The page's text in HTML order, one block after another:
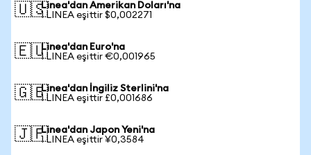
🇺🇸Linea'dan Amerikan Doları'na
1 LINEA eşittir $0,002271
🇪🇺Linea'dan Euro'na
1 LINEA eşittir €0,001965
🇬🇧Linea'dan İngiliz Sterlini'na
1 LINEA eşittir £0,001686
🇯🇵Linea'dan Japon Yeni'na
1 LINEA eşittir ¥0,3584